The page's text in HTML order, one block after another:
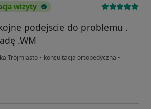
wizyty
podejscie do problemu .
.WM
Trójmiasto • konsultacja ortopedyczna •